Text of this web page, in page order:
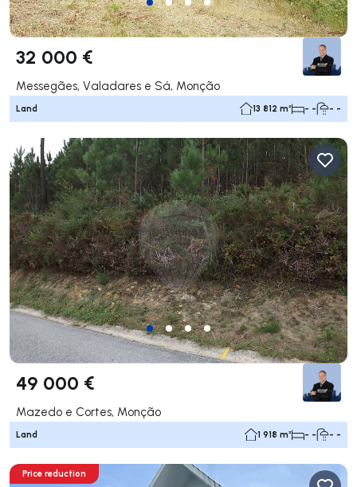
32 000 €
Messegães, Valadares e Sá, Monção
Land 13 812 m² - - - -
49 000 €
Mazedo e Cortes, Monção
Land 1 918 m² - - - -
Price reduction